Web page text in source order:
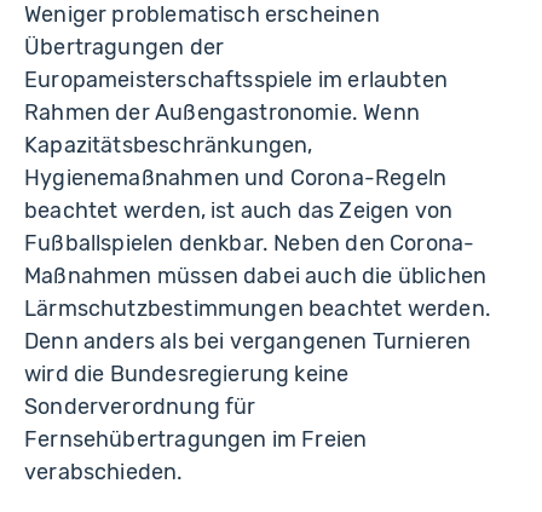
Weniger problematisch erscheinen
Übertragungen der
Europameisterschaftsspiele im erlaubten
Rahmen der Außengastronomie. Wenn
Kapazitätsbeschränkungen,
Hygienemaßnahmen und Corona-Regeln
beachtet werden, ist auch das Zeigen von
Fußballspielen denkbar. Neben den Corona-
Maßnahmen müssen dabei auch die üblichen
Lärmschutzbestimmungen beachtet werden.
Denn anders als bei vergangenen Turnieren
wird die Bundesregierung keine
Sonderverordnung für
Fernsehübertragungen im Freien
verabschieden.